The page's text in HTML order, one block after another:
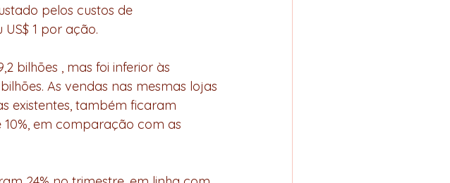
pelos custos de
1 por ação.
bilhões , mas foi inferior às
As vendas nas mesmas lojas
existentes, também ficaram
em comparação com as